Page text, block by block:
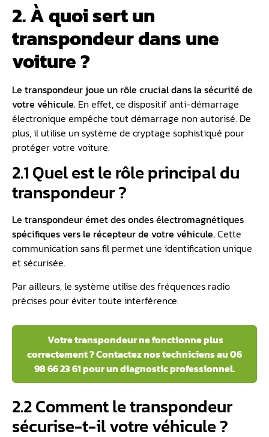
2. À quoi sert un
transpondeur dans une
voiture ?
Le transpondeur joue un rôle crucial dans la sécurité de
votre véhicule. En effet, ce dispositif anti-démarrage
électronique empêche tout démarrage non autorisé. De
plus, il utilise un système de cryptage sophistiqué pour
protéger votre voiture.
2.1 Quel est le rôle principal du
transpondeur ?
Le transpondeur émet des ondes électromagnétiques
spécifiques vers le récepteur de votre véhicule.Cette
communication sans fil permet une identification unique
et sécurisée.
Par ailleurs, le système utilise des fréquences radio
précises pour éviter toute interférence.
Votre transpondeur ne fonctionne plus
correctement ? Contactez nos techniciens au 06
98 66 23 61 pour un diagnostic professionnel.
2.2 Comment le transpondeur
sécurise-t-il votre véhicule ?